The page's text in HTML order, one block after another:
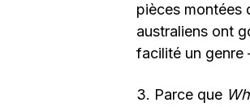
pièces montées
australiens ont
facilité un genre
3. Parce que